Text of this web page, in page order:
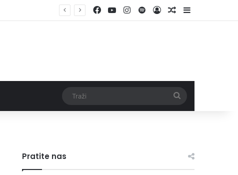
Facebook
YouTubeInstagram
SpotifyLog InRandom Article
Sidebar
Pratite nas